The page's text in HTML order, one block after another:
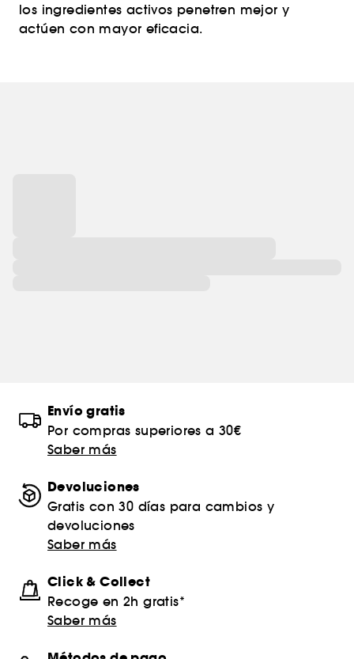
los ingredientes activos penetren mejor y
actúen con mayor eficacia.
Envío gratis
Por compras superiores a 30€
Saber más
Devoluciones
Gratis con 30 días para cambios y
devoluciones
Saber más
Click & Collect
Recoge en 2h gratis*
Saber más